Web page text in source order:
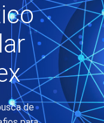
de